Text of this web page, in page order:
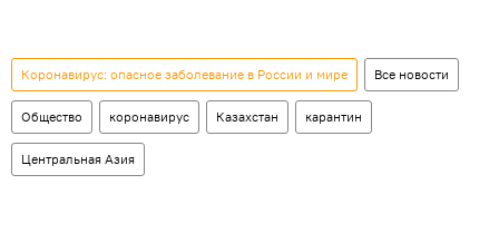
Коронавирус: опасное заболевание в России и мире Все новости
Общество коронавирус Казахстан карантин
Центральная Азия